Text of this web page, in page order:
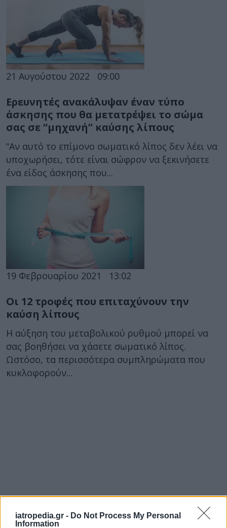
iatropedia.gr - Do Not Process My Personal
Information
21 Αυγούστου 2022 09:00
Ερευνητές ανακάλυψαν έναν τύπο
άσκησης που θα μετατρέψει το σώμα
σας σε “μηχανή” καύσης λίπους
“Αν αυτό το επίμονο σωματικό λίπος δεν λέει να
υποχωρήσει, τότε είναι σώφρον να ξεκινήσετε
ένα είδος άσκησης που...
19 Φεβρουαρίου 2021 13:02
Οι 12 τροφές που επιταχύνουν την
καύση λίπους
Η αύξηση του μεταβολικού ρυθμού μπορεί να
σας βοηθήσει να χάσετε σωματικό λίπος.
Ωστόσο, τα περισσότερα συμπληρώματα που
κυκλοφορούν...